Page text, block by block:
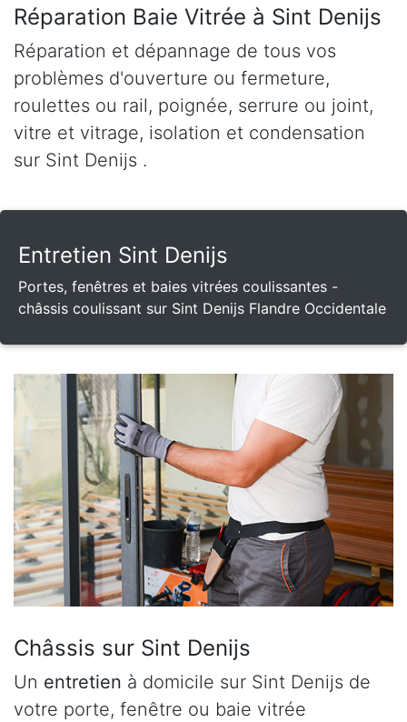
Réparation Baie Vitrée à Sint Denijs
Réparation et dépannage de tous vos
problèmes d'ouverture ou fermeture,
roulettes ou rail, poignée, serrure ou joint,
vitre et vitrage, isolation et condensation
sur Sint Denijs .
Entretien Sint Denijs
Portes, fenêtres et baies vitrées coulissantes -
châssis coulissant sur Sint Denijs Flandre Occidentale
Châssis sur Sint Denijs
Un entretien à domicile sur Sint Denijs de
votre porte, fenêtre ou baie vitrée